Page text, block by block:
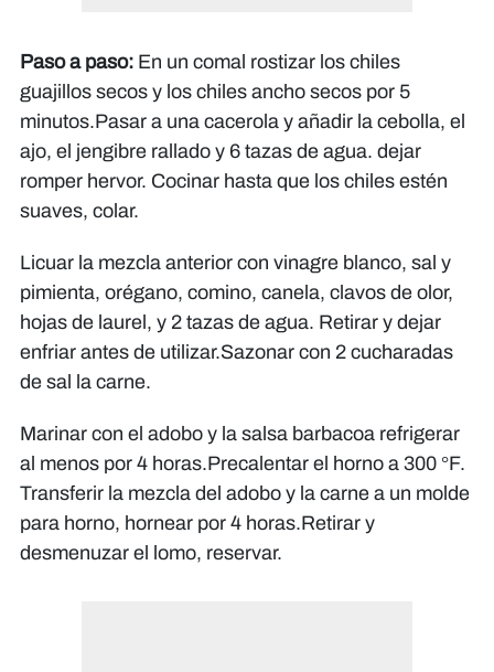
Paso a paso: En un comal rostizar los chiles
guajillos secos y los chiles ancho secos por 5
minutos.Pasar a una cacerola y añadir la cebolla, el
ajo, el jengibre rallado y 6 tazas de agua. dejar
romper hervor. Cocinar hasta que los chiles estén
suaves, colar.
Licuar la mezcla anterior con vinagre blanco, sal y
pimienta, orégano, comino, canela, clavos de olor,
hojas de laurel, y 2 tazas de agua. Retirar y dejar
enfriar antes de utilizar.Sazonar con 2 cucharadas
de sal la carne.
Marinar con el adobo y la salsa barbacoa refrigerar
al menos por 4 horas.Precalentar el horno a 300 °F.
Transferir la mezcla del adobo y la carne a un molde
para horno, hornear por 4 horas.Retirar y
desmenuzar el lomo, reservar.